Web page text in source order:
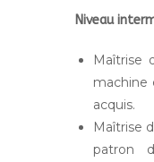
Niveau
Maîtrise
machine
acquis.
Maîtrise
patron